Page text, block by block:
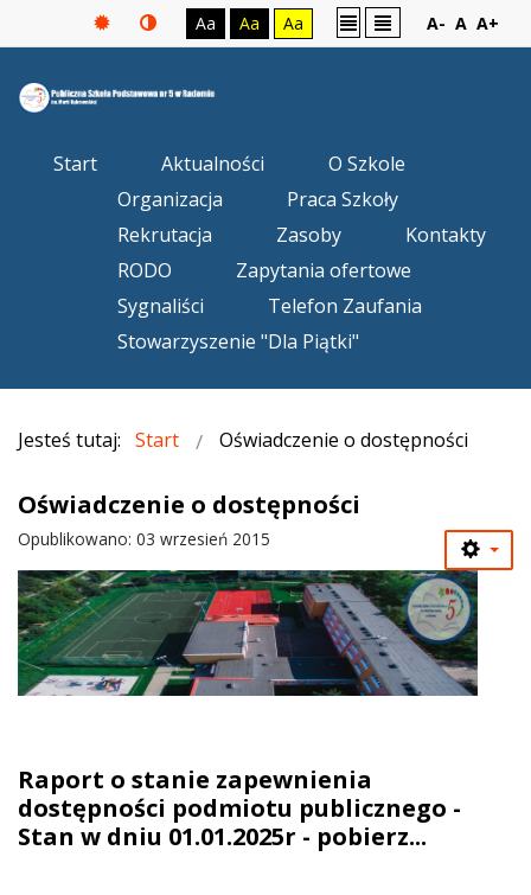
Aa Aa Aa A- A A+
Start Aktualności
O Szkole
Organizacja
Praca Szkoły
Rekrutacja
Zasoby
Kontakty
RODO
Zapytania ofertowe
Sygnaliści
Telefon Zaufania
Stowarzyszenie "Dla Piątki"
Jesteś tutaj: Start Oświadczenie o dostępności
Oświadczenie o dostępności
Opublikowano: 03 wrzesień 2015
Raport o stanie zapewnienia
dostępności podmiotu publicznego -
Stan w dniu 01.01.2025r - pobierz...